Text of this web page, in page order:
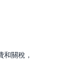
關稅，